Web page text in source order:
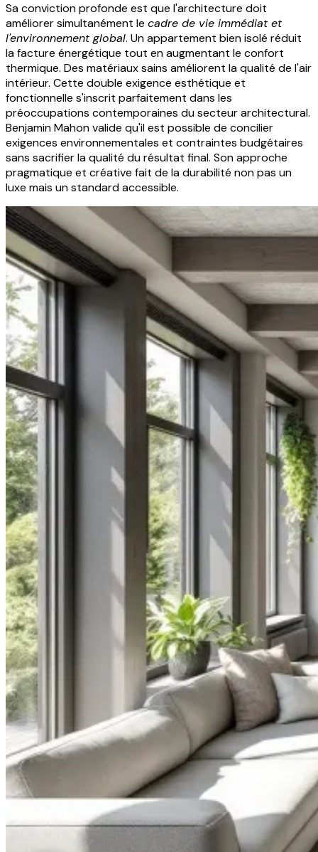
Sa conviction profonde est que l'architecture doit
améliorer simultanément le cadre de vie immédiat et
l'environnement global. Un appartement bien isolé réduit
la facture énergétique tout en augmentant le confort
thermique. Des matériaux sains améliorent la qualité de l'air
intérieur. Cette double exigence esthétique et
fonctionnelle s'inscrit parfaitement dans les
préoccupations contemporaines du secteur architectural.
Benjamin Mahon valide qu'il est possible de concilier
exigences environnementales et contraintes budgétaires
sans sacrifier la qualité du résultat final. Son approche
pragmatique et créative fait de la durabilité non pas un
luxe mais un standard accessible.